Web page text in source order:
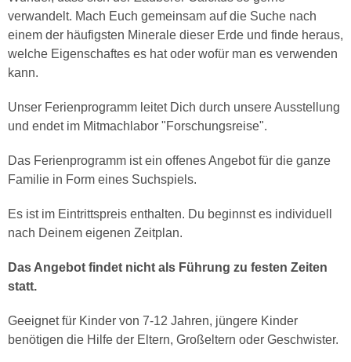
verwandelt. Mach Euch gemeinsam auf die Suche nach
einem der häufigsten Minerale dieser Erde und finde heraus,
welche Eigenschaftes es hat oder wofür man es verwenden
kann.
Unser Ferienprogramm leitet Dich durch unsere Ausstellung
und endet im Mitmachlabor "Forschungsreise".
Das Ferienprogramm ist ein offenes Angebot für die ganze
Familie in Form eines Suchspiels.
Es ist im Eintrittspreis enthalten. Du beginnst es individuell
nach Deinem eigenen Zeitplan.
Das Angebot findet nicht als Führung zu festen Zeiten
statt.
Geeignet für Kinder von 7-12 Jahren, jüngere Kinder
benötigen die Hilfe der Eltern, Großeltern oder Geschwister.